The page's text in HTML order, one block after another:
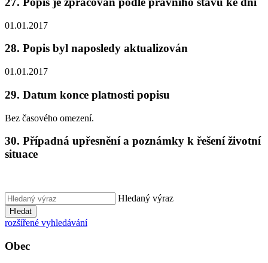
01.01.2017
28. Popis byl naposledy aktualizován
01.01.2017
29. Datum konce platnosti popisu
Bez časového omezení.
30. Případná upřesnění a poznámky k řešení životní
situace
Hledaný výraz
Hledat
rozšířené vyhledávání
Obec